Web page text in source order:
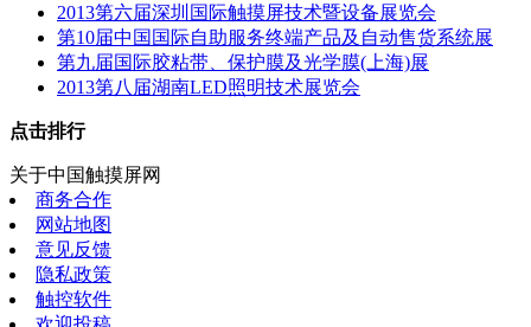
2013第六届深圳国际触摸屏技术暨设备展览会
第10届中国国际自助服务终端产品及自动售货系统展
第九届国际胶粘带、保护膜及光学膜(上海)展
2013第八届湖南LED照明技术展览会
点击排行
关于中国触摸屏网
商务合作
网站地图
意见反馈
隐私政策
触控软件